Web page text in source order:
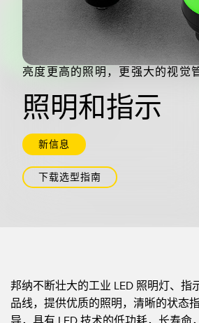
光纤放大器
光纤
槽形和标签传感器
色标、颜色和荧光传感器
拾取指示灯传感器
无线状态监测传感器
振动传感器
状况监测：预测性维护和预防性维护
设备综合效率 (OEE)
远程监控
预测性维护与状态监控
预测性维护与状态监控
相关链接
亮度更高的照明，更强大的视觉
照明和指示
新信息
下载选型指南
邦纳不断壮大的工业 LED 照明灯、指
品线，提供优质的照明，清晰的状态